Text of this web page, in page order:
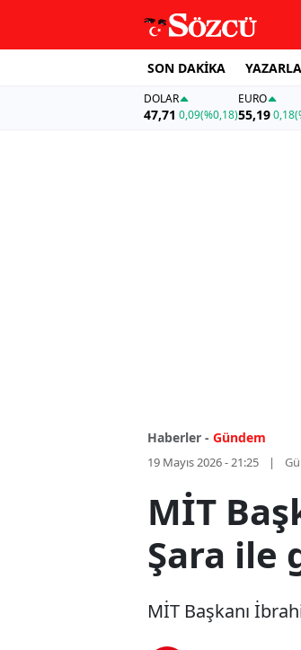
SON DAKİKA
DOLAR
47,71 0,09(%0,18)
EURO
55,19 0,18
Haberler - Gündem
19 Mayıs 2026 - 21:25
MİT
Şara ile
MİT Başkanı